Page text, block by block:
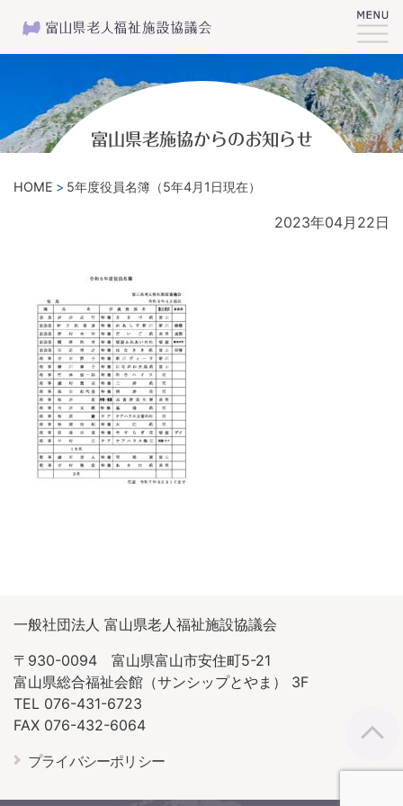
富山県老施協からのお知らせ
HOME 5年度役員名簿（5年4月1日現在）
2023年04月22日
一般社団法人 富山県老人福祉施設協議会
〒930-0094 富山県富山市安住町5-21
富山県総合福祉会館（サンシップとやま） 3F
TEL 076-431-6723
FAX 076-432-6064
プライバシーポリシー